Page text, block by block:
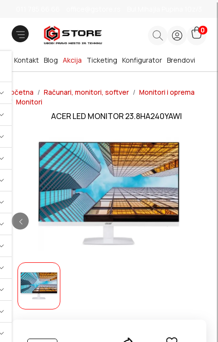
0
Brendovi
Blog Akcija
Kontakt Ticketing Konfigurator
Početna Računari, monitori, softver
Monitori i oprema
Monitori
ACER LED MONITOR 23.8HA240YAWI